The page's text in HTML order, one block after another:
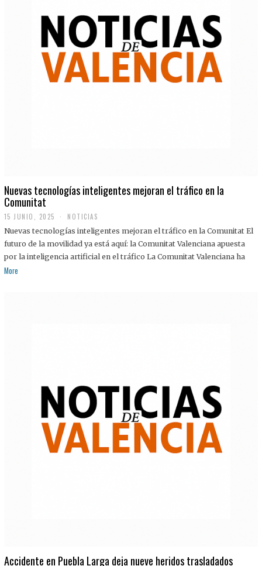
Nuevas tecnologías inteligentes mejoran el tráfico en la
Comunitat
15 JUNIO, 2025 NOTICIAS
Nuevas tecnologías inteligentes mejoran el tráfico en la Comunitat El
futuro de la movilidad ya está aquí: la Comunitat Valenciana apuesta
por la inteligencia artificial en el tráfico La Comunitat Valenciana ha
More
Accidente en Puebla Larga deja nueve heridos trasladados